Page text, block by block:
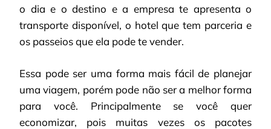
o dia e o destino e a empresa te apresenta o
transporte disponível, o hotel que tem parceria e
os passeios que ela pode te vender.
Essa pode ser uma forma mais fácil de planejar
uma viagem, porém pode não ser a melhor forma
para você. Principalmente se você quer
economizar, pois muitas vezes os pacotes